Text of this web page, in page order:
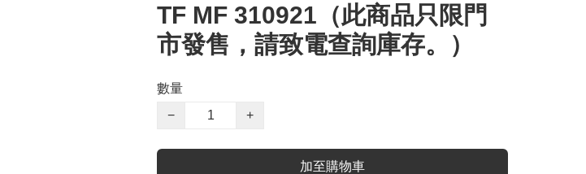
TF MF 310921（此商品只限門
市發售，請致電查詢庫存。）
數量
−
+
加至購物車